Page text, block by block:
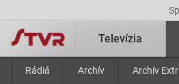
Televízia
Rádiá Archív Archív